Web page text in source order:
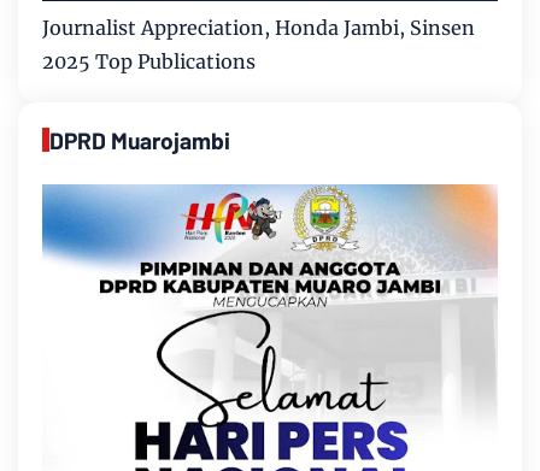
Journalist Appreciation, Honda Jambi, Sinsen
2025 Top Publications
DPRD Muarojambi